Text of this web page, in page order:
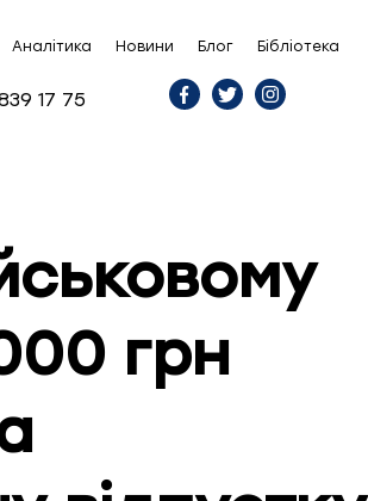
Аналітика Новини Блог Бібліотека
17 75
грн